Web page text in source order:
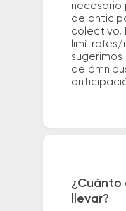
necesario
de
colectivo.
de
¿Cuánto
llevar?